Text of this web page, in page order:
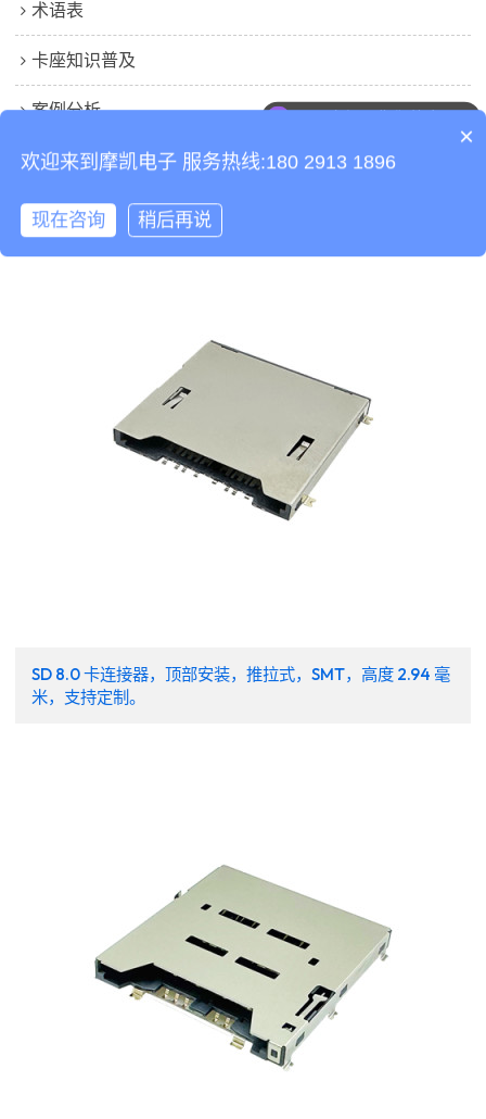
术语表
卡座知识普及
案例分析
工程师笔记本
SD 8.0 卡连接器，顶部安装，推拉式，SMT，高度 2.94 毫
米，支持定制。
×
欢迎来到摩凯电子 服务热线:180 2913 1896
现在咨询 稍后再说